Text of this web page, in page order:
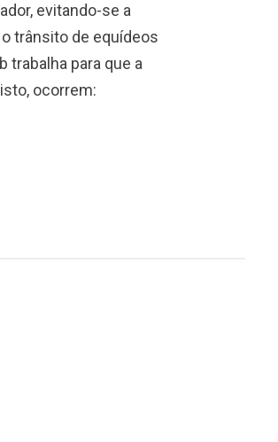
evitando-se a
trânsito de equídeos
trabalha para que a
ocorrem: